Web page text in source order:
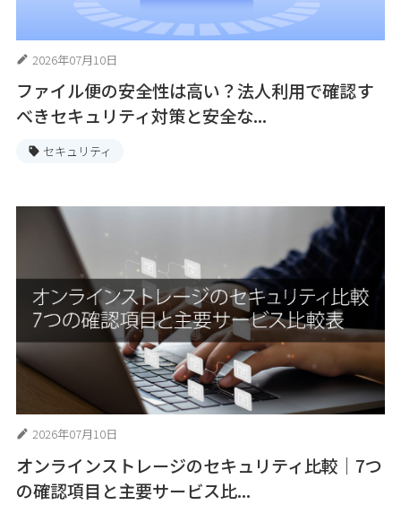
2026年07月10日
ファイル便の安全性は高い？法人利用で確認す
べきセキュリティ対策と安全な...
セキュリティ
2026年07月10日
オンラインストレージのセキュリティ比較｜7つ
の確認項目と主要サービス比...